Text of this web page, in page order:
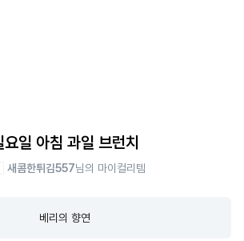
요일 아침 과일 브런치
새콤한튀김557님의 마이컬리템
베리의 향연